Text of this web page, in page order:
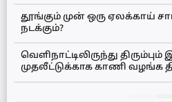
தூங்கும் முன் ஒரு ஏலக்காய்
நடக்கும்?
வெளிநாட்டிலிருந்து
முதலீட்டுக்காக காணி வழங்க